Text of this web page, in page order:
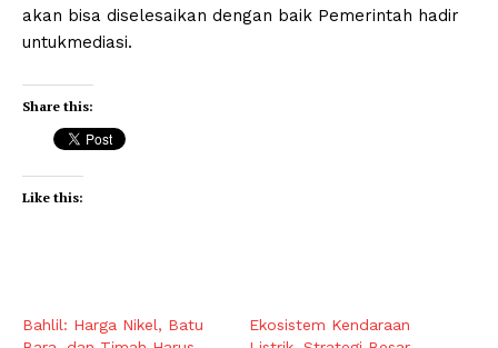
akan bisa diselesaikan dengan baik Pemerintah hadir
untukmediasi.
Share this:
Like this:
Bahlil: Harga Nikel, Batu
Ekosistem Kendaraan